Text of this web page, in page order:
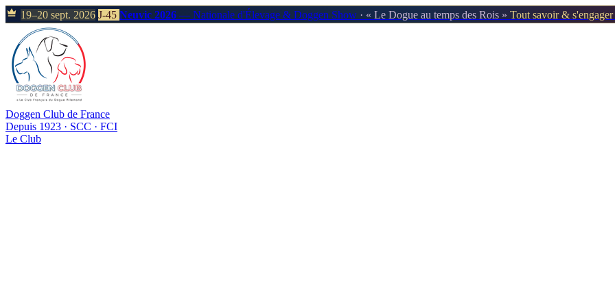
19–20 sept. 2026 J-45 Neuvic 2026 — Nationale d'Élevage & Doggen Show · « Le Dogue au temps des Rois » Tout savoir &
Doggen Club de France
Depuis 1923 · SCC · FCI
Le Club